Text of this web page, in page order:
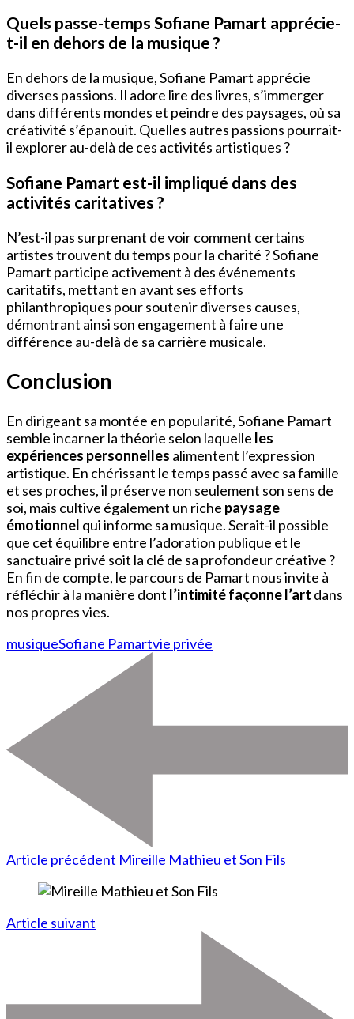
Quels passe-temps Sofiane Pamart apprécie-
t-il en dehors de la musique ?
En dehors de la musique, Sofiane Pamart apprécie
diverses passions. Il adore lire des livres, s’immerger
dans différents mondes et peindre des paysages, où sa
créativité s’épanouit. Quelles autres passions pourrait-
il explorer au-delà de ces activités artistiques ?
Sofiane Pamart est-il impliqué dans des
activités caritatives ?
N’est-il pas surprenant de voir comment certains
artistes trouvent du temps pour la charité ? Sofiane
Pamart participe activement à des événements
caritatifs, mettant en avant ses efforts
philanthropiques pour soutenir diverses causes,
démontrant ainsi son engagement à faire une
différence au-delà de sa carrière musicale.
Conclusion
En dirigeant sa montée en popularité, Sofiane Pamart
semble incarner la théorie selon laquelle les
expériences personnelles alimentent l’expression
artistique. En chérissant le temps passé avec sa famille
et ses proches, il préserve non seulement son sens de
soi, mais cultive également un riche paysage
émotionnel qui informe sa musique. Serait-il possible
que cet équilibre entre l’adoration publique et le
sanctuaire privé soit la clé de sa profondeur créative ?
En fin de compte, le parcours de Pamart nous invite à
réfléchir à la manière dont l’intimité façonne l’art dans
nos propres vies.
musiqueSofiane Pamartvie privée
Article précédent Mireille Mathieu et Son Fils
Article suivant